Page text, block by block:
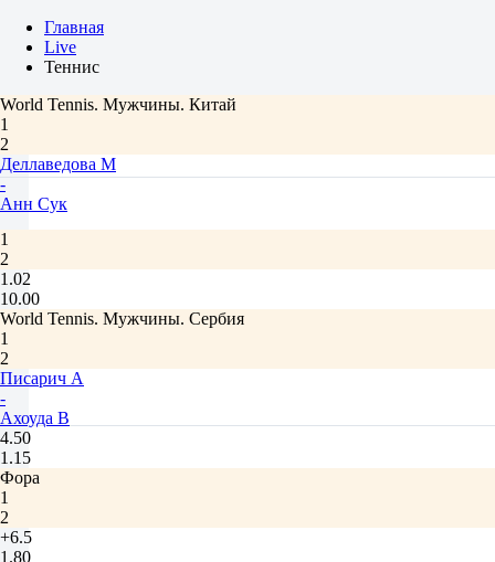
Главная
Live
Теннис
World Tennis. Мужчины. Китай
1
2
Деллаведова М
-
Анн Сук
1
2
1.02
10.00
World Tennis. Мужчины. Сербия
1
2
Писарич А
-
Ахоуда В
4.50
1.15
Фора
1
2
+6.5
1.80